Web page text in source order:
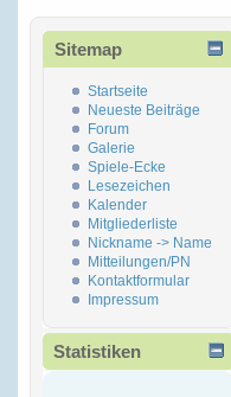
Sitemap
Startseite
Neueste Beiträge
Forum
Galerie
Spiele-Ecke
Lesezeichen
Kalender
Mitgliederliste
Nickname -> Name
Mitteilungen/PN
Kontaktformular
Impressum
Statistiken